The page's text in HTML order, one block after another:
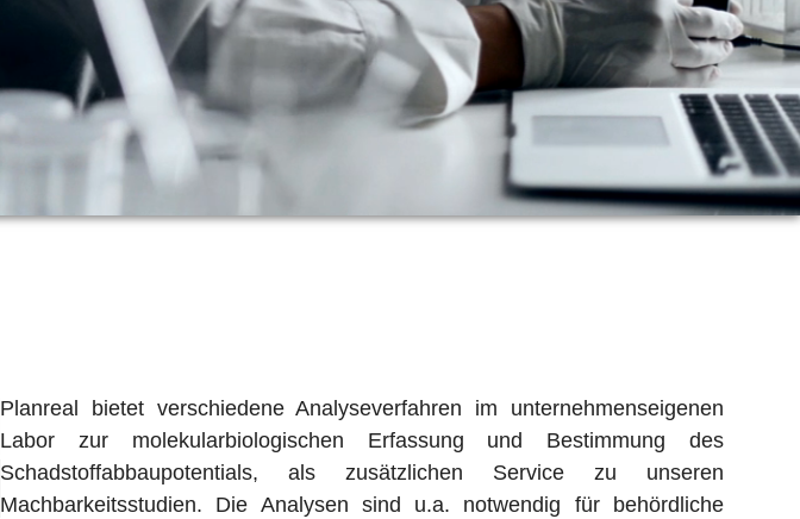
Planreal bietet verschiedene Analyseverfahren im unternehmenseigenen
Labor zur molekularbiologischen Erfassung und Bestimmung des
Schadstoffabbaupotentials, als zusätzlichen Service zu unseren
Machbarkeitsstudien. Die Analysen sind u.a. notwendig für behördliche